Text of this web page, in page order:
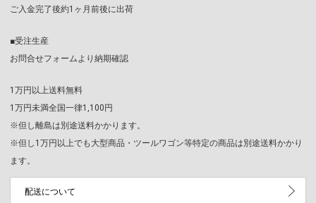
ご入金完了後約1ヶ月前後に出荷
■受注生産
お問合せフォームより納期確認
1万円以上送料無料
1万円未満全国一律1,100円
※但し離島は別途送料かかります。
※但し1万円以上でも大型商品・ツールワゴン等特定の商品は別途送料かかり
ます。
配送について